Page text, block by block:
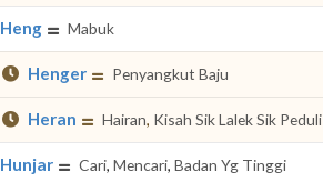
Heng Mabuk
Henger Penyangkut Baju
Heran Hairan, Kisah Sik Lalek Sik Peduli
Hunjar Cari,Mencari,Badan Yg Tinggi